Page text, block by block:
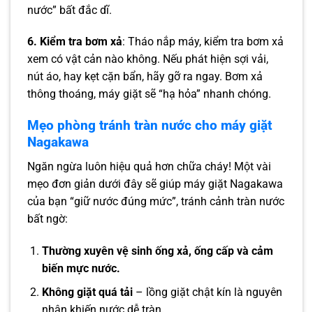
nước” bất đắc dĩ.
6. Kiểm tra bơm xả: Tháo nắp máy, kiểm tra bơm xả
xem có vật cản nào không. Nếu phát hiện sợi vải,
nút áo, hay kẹt cặn bẩn, hãy gỡ ra ngay. Bơm xả
thông thoáng, máy giặt sẽ “hạ hỏa” nhanh chóng.
Mẹo phòng tránh tràn nước cho máy giặt
Nagakawa
Ngăn ngừa luôn hiệu quả hơn chữa cháy! Một vài
mẹo đơn giản dưới đây sẽ giúp máy giặt Nagakawa
của bạn “giữ nước đúng mức”, tránh cảnh tràn nước
bất ngờ:
Thường xuyên vệ sinh ống xả, ống cấp và cảm
biến mực nước.
Không giặt quá tải– lồng giặt chật kín là nguyên